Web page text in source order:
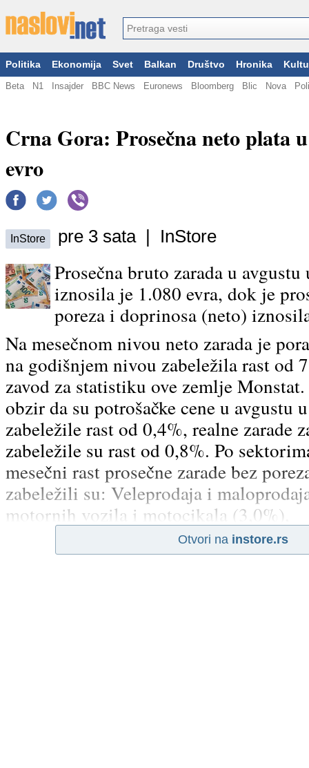
Politika Ekonomija Svet Balkan Društvo Hronika
Beta N1 Insajder BBC News Euronews Bloomberg Blic Nova
Crna Gora: Prosečna neto plata
evro
InStore pre 3 sata | InStore
Prosečna bruto zarada u
iznosila je 1.080 evra, dok je
poreza i doprinosa (neto)
Na mesečnom nivou neto zarada je
na godišnjem nivou zabeležila rast od
zavod za statistiku ove zemlje
obzir da su potrošačke cene u avgustu
zabeležile rast od 0,4%, realne zarade
zabeležile su rast od 0,8%. Po
mesečni rast prosečne zarade bez
zabeležili su: Veleprodaja i
motornih vozila i motocikala (3,0%),
Otvori na instore.rs